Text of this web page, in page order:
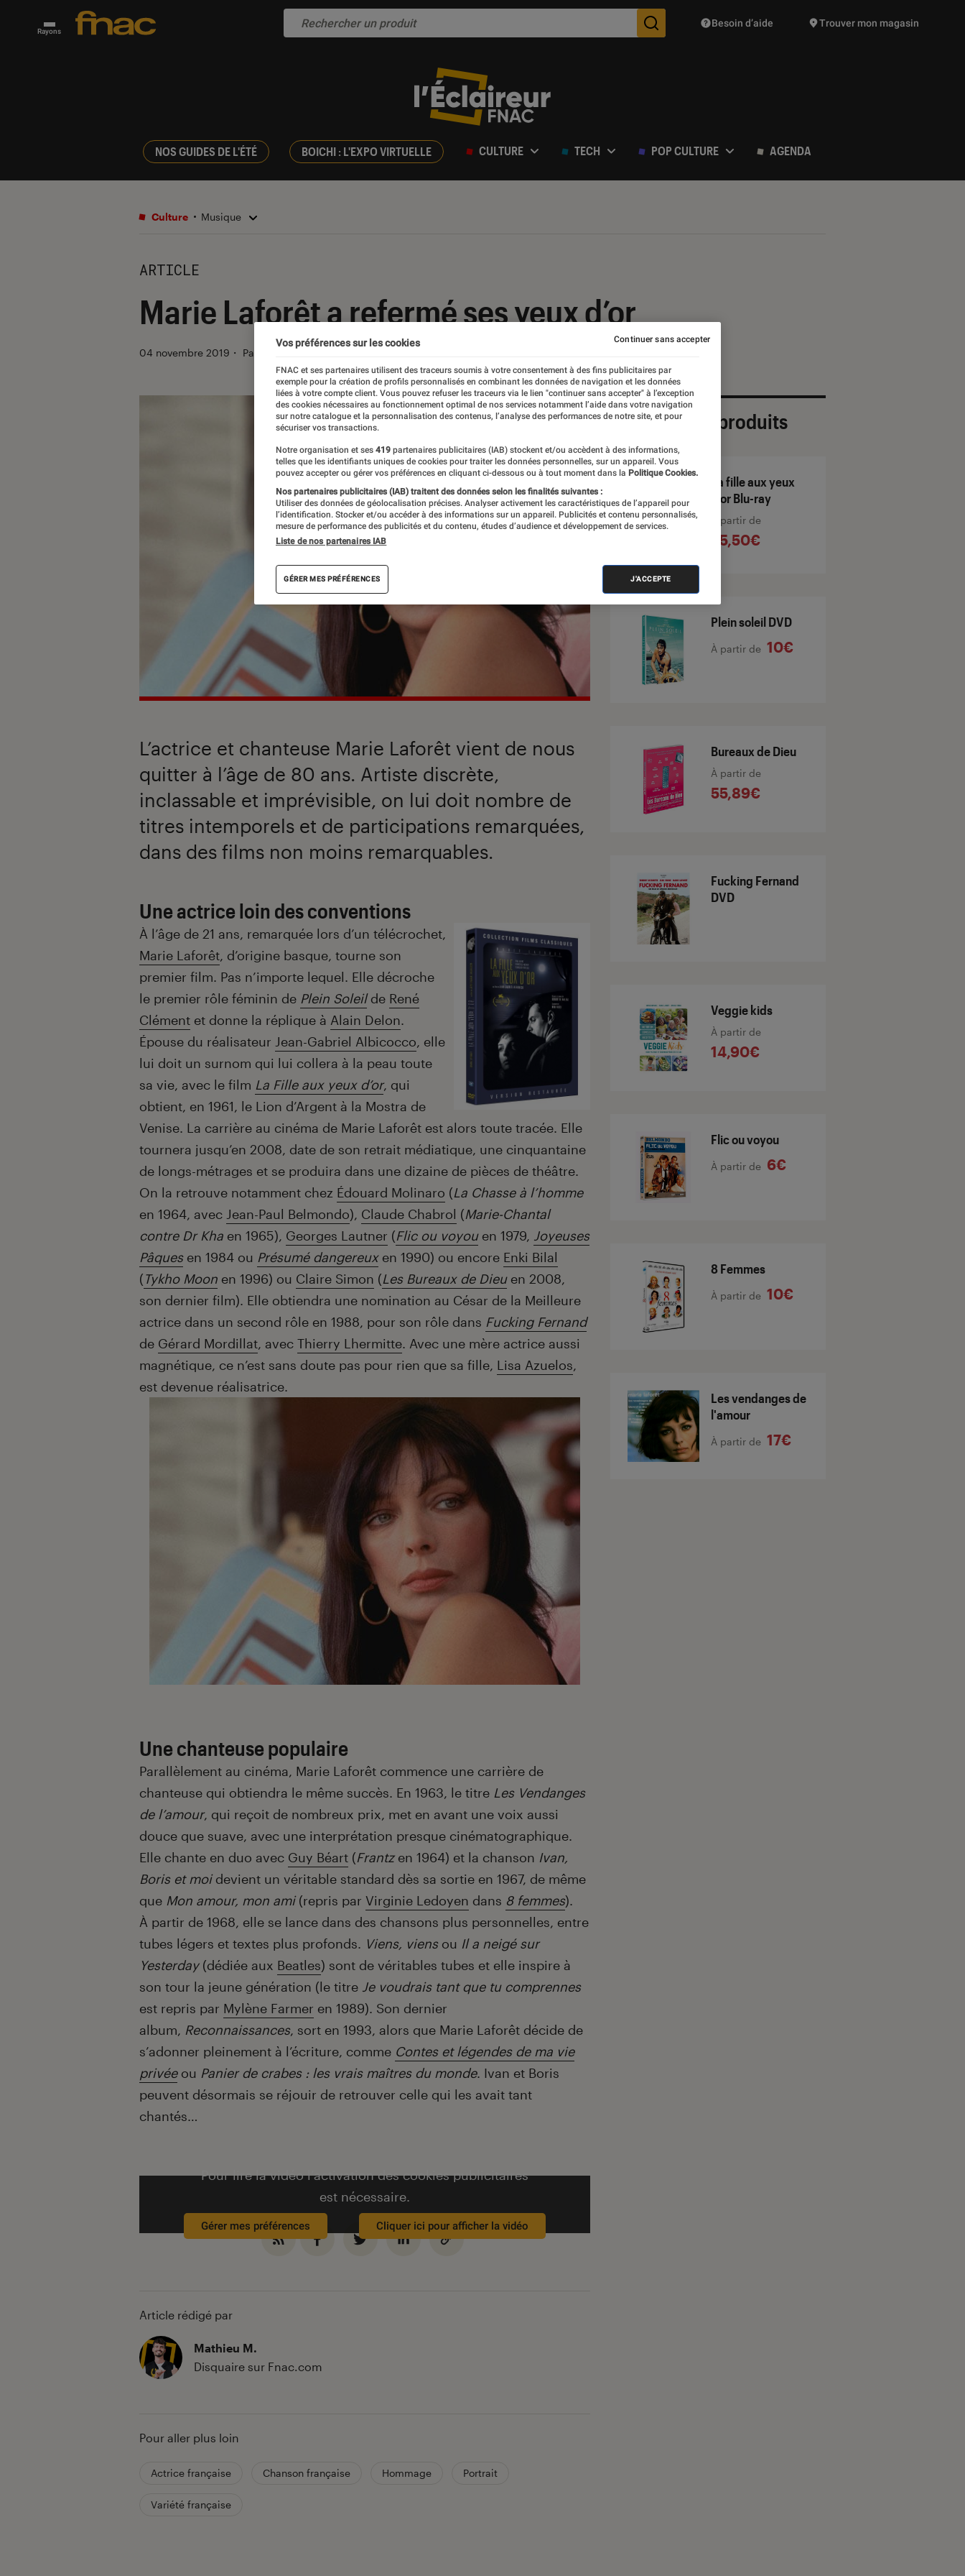
Rayons Des suggestions de produits vont vous être proposées
Besoin d’aide Trouver mon magasin
NOS GUIDES DE L'ÉTÉ BOICHI : L'EXPO VIRTUELLE CULTURE TECH POP CULTURE AGENDA
Culture Musique
ARTICLE
Marie Laforêt a refermé ses yeux d’or
04 novembre 2019 ・ Par Mathieu M.
L’actrice et chanteuse Marie Laforêt vient de nous
quitter à l’âge de 80 ans. Artiste discrète,
inclassable et imprévisible, on lui doit nombre de
titres intemporels et de participations remarquées,
dans des films non moins remarquables.
Une actrice loin des conventions
À l’âge de 21 ans, remarquée lors d’un télécrochet,
Marie Laforêt, d’origine basque, tourne son
premier film. Pas n’importe lequel. Elle décroche
le premier rôle féminin de Plein Soleilde René
Clément et donne la réplique à Alain Delon.
Épouse du réalisateur Jean-Gabriel Albicocco, elle
lui doit un surnom qui lui collera à la peau toute
sa vie, avec le film La Fille aux yeux d’or, qui
obtient, en 1961, le Lion d’Argent à la Mostra de
Venise. La carrière au cinéma de Marie Laforêt est alors toute tracée. Elle
tournera jusqu’en 2008, date de son retrait médiatique, une cinquantaine
de longs-métrages et se produira dans une dizaine de pièces de théâtre.
On la retrouve notamment chez Édouard Molinaro (La Chasse à l’homme
en 1964, avec Jean-Paul Belmondo), Claude Chabrol (Marie-Chantal
contre Dr Kha en 1965), Georges Lautner (Flic ou voyouen 1979, Joyeuses
Pâquesen 1984 ou Présumé dangereuxen 1990) ou encore Enki Bilal
(Tykho Moon en 1996) ou Claire Simon (Les Bureaux de Dieuen 2008,
son dernier film). Elle obtiendra une nomination au César de la Meilleure
actrice dans un second rôle en 1988, pour son rôle dans Fucking Fernand
de Gérard Mordillat, avec Thierry Lhermitte. Avec une mère actrice aussi
magnétique, ce n’est sans doute pas pour rien que sa fille, Lisa Azuelos,
est devenue réalisatrice.
Une chanteuse populaire
Parallèlement au cinéma, Marie Laforêt commence une carrière de
chanteuse qui obtiendra le même succès. En 1963, le titre Les Vendanges
de l’amour, qui reçoit de nombreux prix, met en avant une voix aussi
douce que suave, avec une interprétation presque cinématographique.
Elle chante en duo avec Guy Béart (Frantzen 1964) et la chanson Ivan,
Boris et moidevient un véritable standard dès sa sortie en 1967, de même
que Mon amour, mon ami(repris par Virginie Ledoyen dans 8 femmes).
À partir de 1968, elle se lance dans des chansons plus personnelles, entre
tubes légers et textes plus profonds. Viens, viensou Il a neigé sur
Yesterday(dédiée aux Beatles) sont de véritables tubes et elle inspire à
son tour la jeune génération (le titre Je voudrais tant que tu comprennes
est repris par Mylène Farmer en 1989). Son dernier
album, Reconnaissances, sort en 1993, alors que Marie Laforêt décide de
s’adonner pleinement à l’écriture, comme Contes et légendes de ma vie
privéeou Panier de crabes : les vrais maîtres du monde. Ivan et Boris
peuvent désormais se réjouir de retrouver celle qui les avait tant
chantés…
Pour lire la vidéo l’activation des cookies publicitaires
est nécessaire.
Gérer mes préférences Cliquer ici pour afficher la vidéo
Article rédigé par
Mathieu M.
Disquaire sur Fnac.com
Pour aller plus loin
Actrice française Chanson française Hommage Portrait
Variété française
Sélection de produits
La fille aux yeux
d'or Blu-ray
À partir de
25,50€
Plein soleil DVD
À partir de 10€
Bureaux de Dieu
À partir de
55,89€
Fucking Fernand
DVD
Veggie kids
À partir de
14,90€
Flic ou voyou
À partir de 6€
8 Femmes
À partir de 10€
Les vendanges de
l'amour
À partir de 17€
Vos préférences sur les cookies
FNAC et ses partenaires utilisent des traceurs soumis à votre consentement à des fins publicitaires par
exemple pour la création de profils personnalisés en combinant les données de navigation et les données
liées à votre compte client. Vous pouvez refuser les traceurs via le lien "continuer sans accepter" à l’exception
des cookies nécessaires au fonctionnement optimal de nos services notamment l’aide dans votre navigation
sur notre catalogue et la personnalisation des contenus, l’analyse des performances de notre site, et pour
sécuriser vos transactions.
Notre organisation et ses 419 partenaires publicitaires (IAB) stockent et/ou accèdent à des informations,
telles que les identifiants uniques de cookies pour traiter les données personnelles, sur un appareil. Vous
pouvez accepter ou gérer vos préférences en cliquant ci-dessous ou à tout moment dans la Politique Cookies.
Nos partenaires publicitaires (IAB) traitent des données selon les finalités suivantes :
Utiliser des données de géolocalisation précises. Analyser activement les caractéristiques de l’appareil pour
l’identification. Stocker et/ou accéder à des informations sur un appareil. Publicités et contenu personnalisés,
mesure de performance des publicités et du contenu, études d’audience et développement de services.
Liste de nos partenaires IAB
GÉRER MES PRÉFÉRENCES J'ACCEPTE
Continuer sans accepter